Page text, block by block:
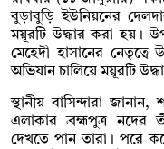
বুড়াবুড়ি ইউনিয়নের
ময়ূরটি উদ্ধার করা হয়।
মেহেদী হাসানের
অভিযান চালিয়ে ময়ূরটি
স্থানীয় বাসিন্দারা
এলাকার ব্রহ্মপুত্র নদের
দেখতে পান তারা। পরে